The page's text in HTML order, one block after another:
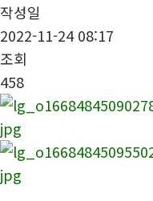
작성일
2022-11-24 08:17
조회
458